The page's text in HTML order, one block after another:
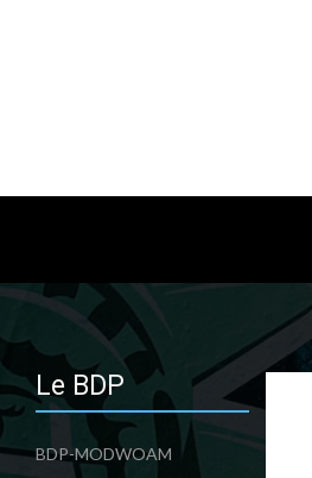
Le BDP
BDP-MODWOAM